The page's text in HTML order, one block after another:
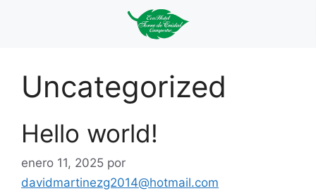
Uncategorized
Hello world!
enero 11, 2025 por
davidmartinezg2014@hotmail.com